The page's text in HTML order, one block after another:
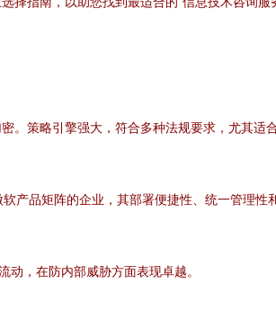
。策略引擎强大，符合多种法规要求，尤其适
产品矩阵的企业，其部署便捷性、统一管理性
动，在防内部威胁方面表现卓越。